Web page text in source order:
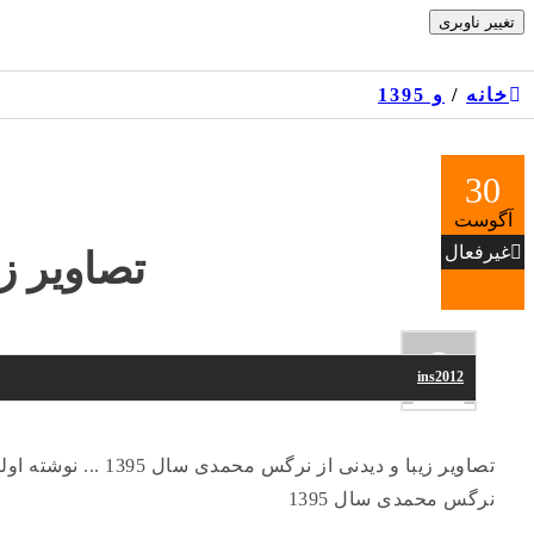
Skip
to
content
تغییر ناوبری
خانه / و 1395
30
آگوست
غیرفعال
تصاویر
ins2012
نرگس محمدی سال 1395